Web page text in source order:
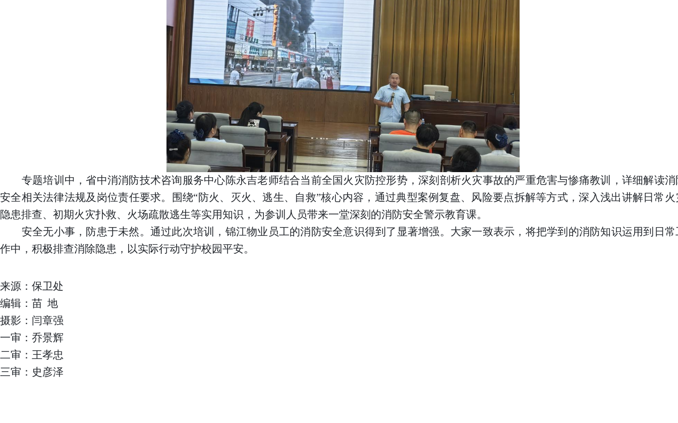
专题培训中，省中消消防技术咨询服务中心陈永吉老师结合当前全国火灾防控形势，深刻剖析火灾事故的严重危害与惨痛教训，详细解读消
安全相关法律法规及岗位责任要求。围绕“防火、灭火、逃生、自救”核心内容，通过典型案例复盘、风险要点拆解等方式，深入浅出讲解日常火
隐患排查、初期火灾扑救、火场疏散逃生等实用知识，为参训人员带来一堂深刻的消防安全警示教育课。
安全无小事，防患于未然。通过此次培训，锦江物业员工的消防安全意识得到了显著增强。大家一致表示，将把学到的消防知识运用到日常
作中，积极排查消除隐患，以实际行动守护校园平安。
来源：保卫处
编辑：苗 地
摄影：闫章强
一审：乔景辉
二审：王孝忠
三审：史彦泽